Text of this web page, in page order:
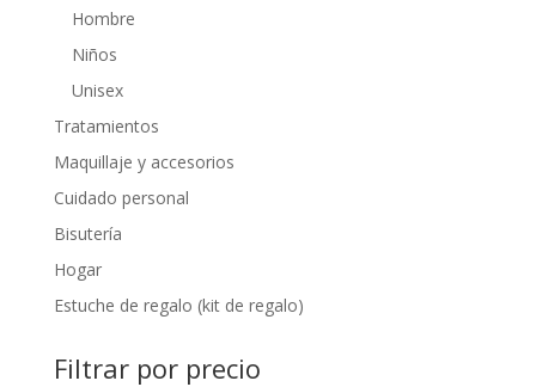
Hombre
Niños
Unisex
Tratamientos
Maquillaje y accesorios
Cuidado personal
Bisutería
Hogar
Estuche de regalo (kit de regalo)
Filtrar por precio